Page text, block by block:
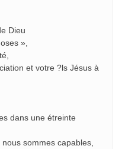
Dieu
»,
et votre ?ls Jésus à
dans une étreinte
sommes capables,